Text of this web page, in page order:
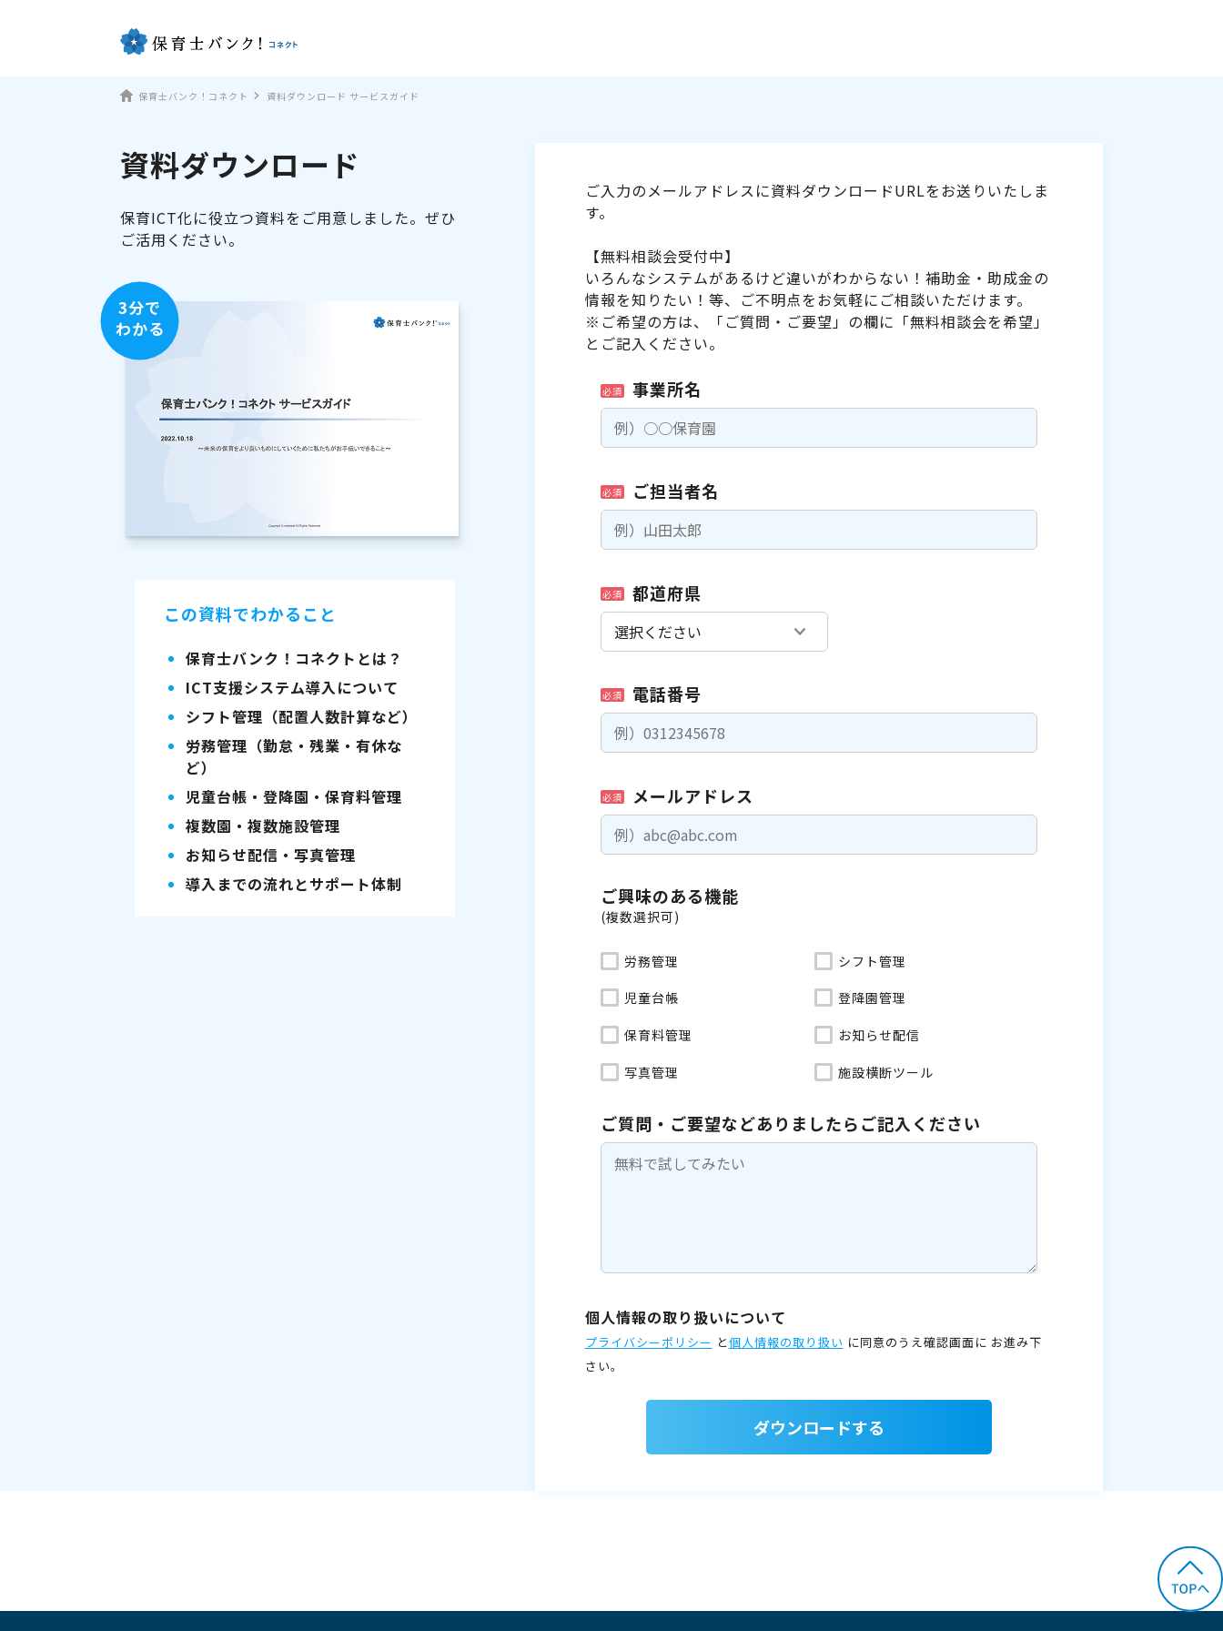
保育士バンク！コネクト 資料ダウンロード サービスガイド
資料ダウンロード
保育ICT化に役立つ資料をご用意しました。ぜひ
ご活用ください。
3分で
わかる
この資料でわかること
保育士バンク！コネクトとは？
ICT支援システム導入について
シフト管理（配置人数計算など）
労務管理（勤怠・残業・有休な
ど）
児童台帳・登降園・保育料管理
複数園・複数施設管理
お知らせ配信・写真管理
導入までの流れとサポート体制
ご入力のメールアドレスに資料ダウンロードURLをお送りいたしま
す。
【無料相談会受付中】
いろんなシステムがあるけど違いがわからない！補助金・助成金の
情報を知りたい！等、ご不明点をお気軽にご相談いただけます。
※ご希望の方は、「ご質問・ご要望」の欄に「無料相談会を希望」
とご記入ください。
必須 事業所名
必須 ご担当者名
必須 都道府県
必須 電話番号
必須 メールアドレス
ご興味のある機能
(複数選択可)
労務管理 シフト管理
児童台帳 登降園管理
保育料管理 お知らせ配信
写真管理 施設横断ツール
ご質問・ご要望などありましたらご記入ください
個人情報の取り扱いについて
プライバシーポリシー と個人情報の取り扱い に同意のうえ確認画面に お進み下
さい。
ダウンロードする